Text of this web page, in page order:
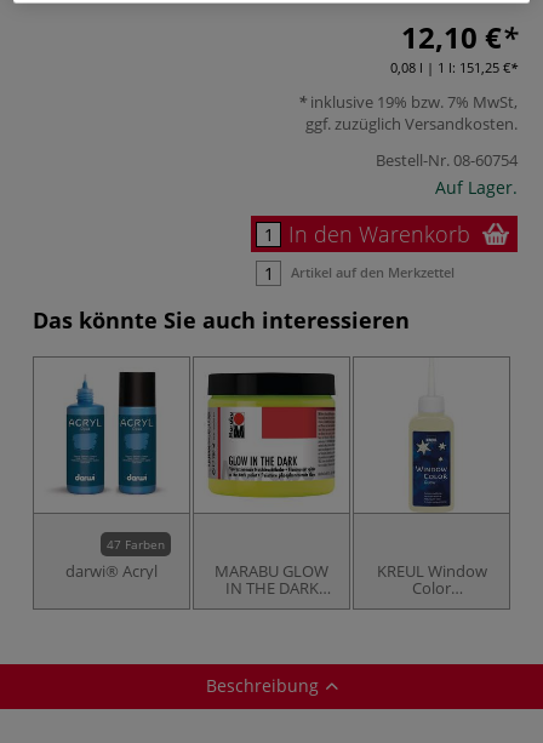
12,10 €
0,08 l | 1 l: 151,25 €
inklusive 19% bzw. 7% MwSt,
ggf. zuzüglich Versandkosten.
Bestell-Nr.08-60754
Auf Lager.
In den Warenkorb
Artikel auf den Merkzettel
Das könnte Sie auch interessieren
47 Farben
darwi® Acryl MARABU GLOW
IN THE DARK
Nachleuchtfarbe
KREUL Window
Color
Nachtleuchtfarbe
Beschreibung